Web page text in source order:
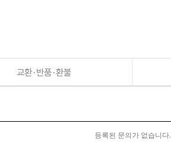
교환·반품·환불
등록된 문의가 없습니다.